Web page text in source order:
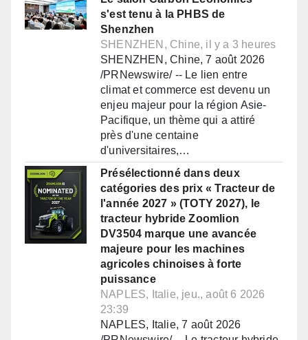
s'est tenu à la PHBS de
Shenzhen
SHENZHEN, Chine, il y a 3 heures
SHENZHEN, Chine, 7 août 2026
/PRNewswire/ -- Le lien entre
climat et commerce est devenu un
enjeu majeur pour la région Asie-
Pacifique, un thème qui a attiré
près d'une centaine
d'universitaires,…
Présélectionné dans deux
catégories des prix « Tracteur de
l'année 2027 » (TOTY 2027), le
tracteur hybride Zoomlion
DV3504 marque une avancée
majeure pour les machines
agricoles chinoises à forte
puissance
NAPLES, Italie, jeu., août 6 2026
23:39
NAPLES, Italie, 7 août 2026